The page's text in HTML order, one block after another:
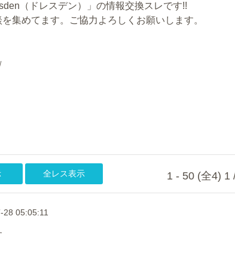
（ドレスデン）」の情報交換スレです!!
集めてます。ご協力よろしくお願いします。
全レス表示 1 - 50 (全4) 1
28 05:05:11